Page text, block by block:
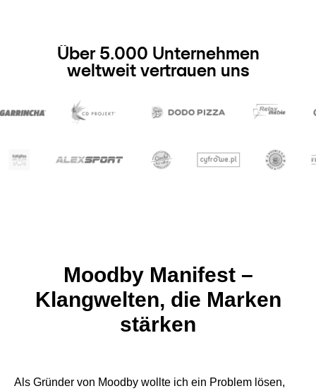
Über 5.000 Unternehmen
weltweit vertrauen uns
Moodby Manifest –
Klangwelten, die Marken
stärken
Als Gründer von Moodby wollte ich ein Problem lösen,